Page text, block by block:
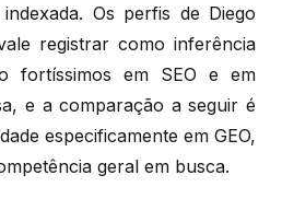
Os perfis de Diego
registrar como inferência
fortíssimos em SEO e em
e a comparação a seguir é
especificamente em GEO,
geral em busca.